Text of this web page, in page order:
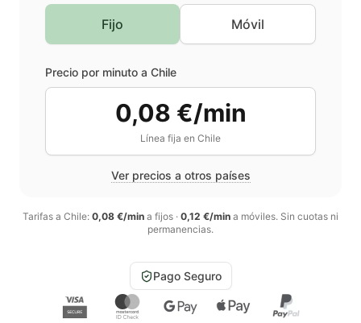
Fijo Móvil
Precio por minuto a Chile
0,08 €/min
Línea fija en Chile
Ver precios a otros países
Tarifas a Chile: 0,08 €/min a fijos · 0,12 €/min a móviles. Sin cuotas ni
permanencias.
Pago Seguro